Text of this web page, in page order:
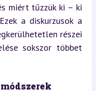
miért tűzzük ki – ki
a diskurzusok a
részei
sokszor többet